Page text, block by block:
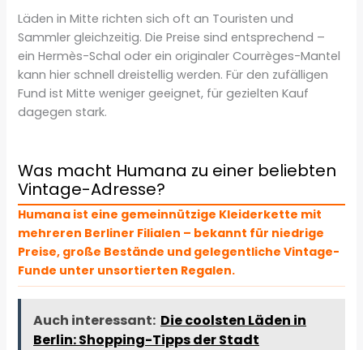
Läden in Mitte richten sich oft an Touristen und
Sammler gleichzeitig. Die Preise sind entsprechend –
ein Hermès-Schal oder ein originaler Courrèges-Mantel
kann hier schnell dreistellig werden. Für den zufälligen
Fund ist Mitte weniger geeignet, für gezielten Kauf
dagegen stark.
Was macht Humana zu einer beliebten
Vintage-Adresse?
Humana ist eine gemeinnützige Kleiderkette mit
mehreren Berliner Filialen – bekannt für niedrige
Preise, große Bestände und gelegentliche Vintage-
Funde unter unsortierten Regalen.
Auch interessant: Die coolsten Läden in
Berlin: Shopping-Tipps der Stadt